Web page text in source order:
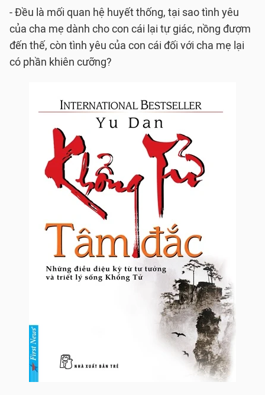
- Đều là mối quan hệ huyết thống, tại sao tình yêu
của cha mẹ dành cho con cái lại tự giác, nồng đượm
đến thế, còn tình yêu của con cái đối với cha mẹ lại
có phần khiên cưỡng?